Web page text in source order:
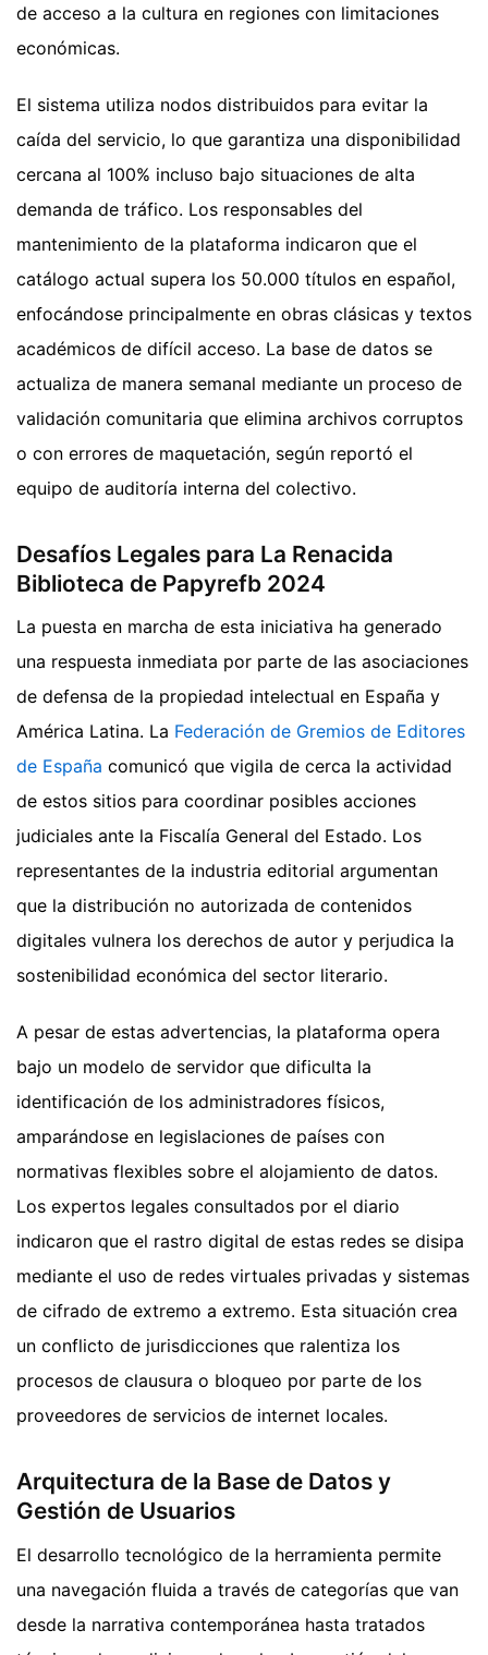
de acceso a la cultura en regiones con limitaciones
económicas.
El sistema utiliza nodos distribuidos para evitar la
caída del servicio, lo que garantiza una disponibilidad
cercana al 100% incluso bajo situaciones de alta
demanda de tráfico. Los responsables del
mantenimiento de la plataforma indicaron que el
catálogo actual supera los 50.000 títulos en español,
enfocándose principalmente en obras clásicas y textos
académicos de difícil acceso. La base de datos se
actualiza de manera semanal mediante un proceso de
validación comunitaria que elimina archivos corruptos
o con errores de maquetación, según reportó el
equipo de auditoría interna del colectivo.
Desafíos Legales para La Renacida
Biblioteca de Papyrefb 2024
La puesta en marcha de esta iniciativa ha generado
una respuesta inmediata por parte de las asociaciones
de defensa de la propiedad intelectual en España y
América Latina. La Federación de Gremios de Editores
de España comunicó que vigila de cerca la actividad
de estos sitios para coordinar posibles acciones
judiciales ante la Fiscalía General del Estado. Los
representantes de la industria editorial argumentan
que la distribución no autorizada de contenidos
digitales vulnera los derechos de autor y perjudica la
sostenibilidad económica del sector literario.
A pesar de estas advertencias, la plataforma opera
bajo un modelo de servidor que dificulta la
identificación de los administradores físicos,
amparándose en legislaciones de países con
normativas flexibles sobre el alojamiento de datos.
Los expertos legales consultados por el diario
indicaron que el rastro digital de estas redes se disipa
mediante el uso de redes virtuales privadas y sistemas
de cifrado de extremo a extremo. Esta situación crea
un conflicto de jurisdicciones que ralentiza los
procesos de clausura o bloqueo por parte de los
proveedores de servicios de internet locales.
Arquitectura de la Base de Datos y
Gestión de Usuarios
El desarrollo tecnológico de la herramienta permite
una navegación fluida a través de categorías que van
desde la narrativa contemporánea hasta tratados